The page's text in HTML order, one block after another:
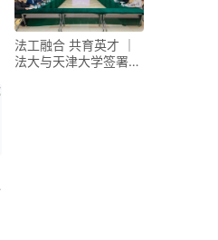
法工融合 共育英才 ｜
法大与天津大学签署战